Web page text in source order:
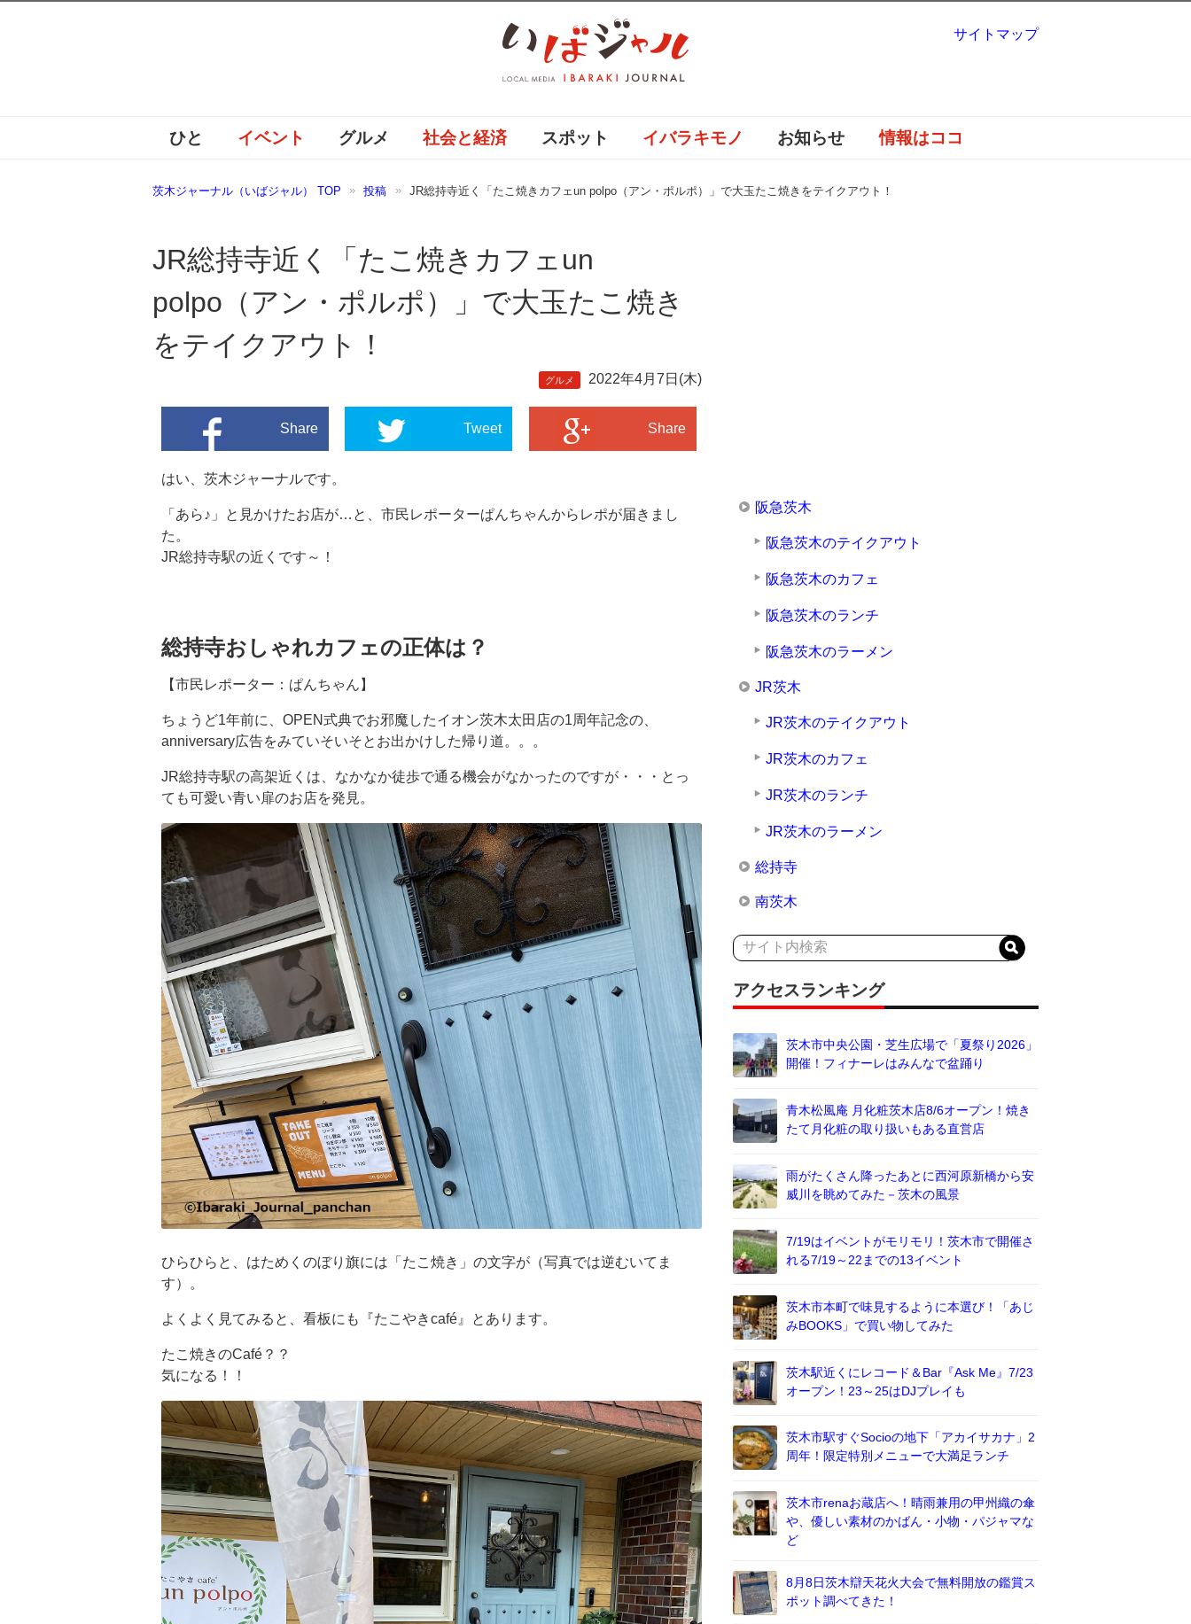
ひと イベント グルメ 社会と経済 スポット イバラキモノ お知らせ 情報はココ
茨木ジャーナル（いばジャル） TOP 投稿 JR総持寺近く「たこ焼きカフェun polpo（アン・ポルポ）」で大玉たこ焼きをテイクアウト！
JR総持寺近く「たこ焼きカフェun
polpo（アン・ポルポ）」で大玉たこ焼き
をテイクアウト！
グルメ 2022年4月7日(木)
Share Tweet Share
はい、茨木ジャーナルです。
「あら♪」と見かけたお店が…と、市民レポーターぱんちゃんからレポが届きまし
た。
JR総持寺駅の近くです～！
総持寺おしゃれカフェの正体は？
【市民レポーター：ぱんちゃん】
ちょうど1年前に、OPEN式典でお邪魔したイオン茨木太田店の1周年記念の、
anniversary広告をみていそいそとお出かけした帰り道。。。
JR総持寺駅の高架近くは、なかなか徒歩で通る機会がなかったのですが・・・とっ
ても可愛い青い扉のお店を発見。
ひらひらと、はためくのぼり旗には「たこ焼き」の文字が（写真では逆むいてま
す）。
よくよく見てみると、看板にも『たこやきcafé』とあります。
たこ焼きのCafé？？
気になる！！
阪急茨木
阪急茨木のテイクアウト
阪急茨木のカフェ
阪急茨木のランチ
阪急茨木のラーメン
JR茨木
JR茨木のテイクアウト
JR茨木のカフェ
JR茨木のランチ
JR茨木のラーメン
総持寺
南茨木
アクセスランキング
茨木市中央公園・芝生広場で「夏祭り2026」
開催！フィナーレはみんなで盆踊り
青木松風庵 月化粧茨木店8/6オープン！焼き
たて月化粧の取り扱いもある直営店
雨がたくさん降ったあとに西河原新橋から安
威川を眺めてみた－茨木の風景
7/19はイベントがモリモリ！茨木市で開催さ
れる7/19～22までの13イベント
茨木市本町で味見するように本選び！「あじ
みBOOKS」で買い物してみた
茨木駅近くにレコード＆Bar『Ask Me』7/23
オープン！23～25はDJプレイも
茨木市駅すぐSocioの地下「アカイサカナ」2
周年！限定特別メニューで大満足ランチ
茨木市renaお蔵店へ！晴雨兼用の甲州織の傘
や、優しい素材のかばん・小物・パジャマな
ど
8月8日茨木辯天花火大会で無料開放の鑑賞ス
ポット調べてきた！
サイトマップ